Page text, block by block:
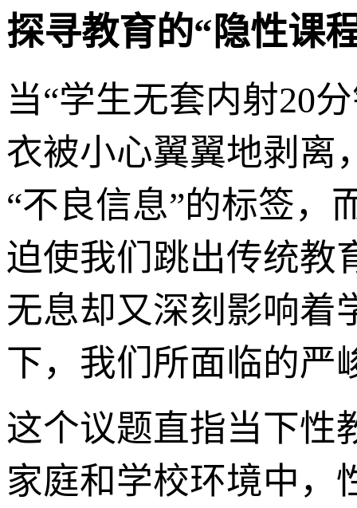
探寻教育的“隐性课
当“学生无套内射20
衣被小心翼翼地剥离
“不良信息”的标签，
迫使我们跳出传统教
无息却又深刻影响着
下，我们所面临的严
这个议题直指当下性
家庭和学校环境中，